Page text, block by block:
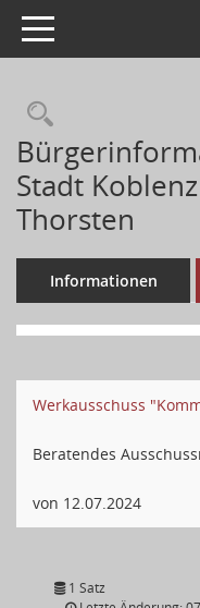
Toggle navigation
Stadt
Thorsten
Informationen
Werkausschuss
Beratendes
von 12.07.2024
1 Satz